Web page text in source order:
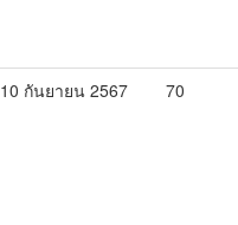
10 กันยายน 2567 70